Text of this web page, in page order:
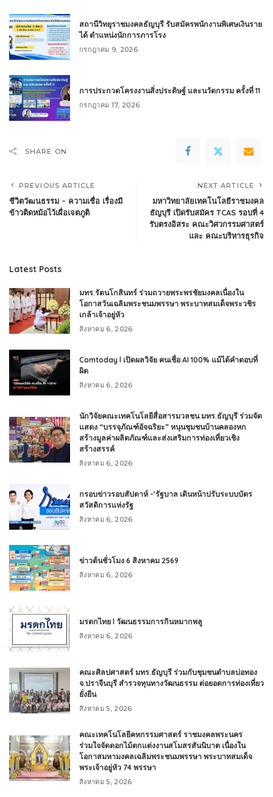
สถานีวิทยุราชมงคลธัญบุรี รับสมัครพนักงานพิเศษเงินราย
ได้ ตำแหน่งนักการภารโรง
กรกฎาคม 9, 2026
การประกวดโครงงานสิ่งประดิษฐ์ และนวัตกรรม ครั้งที่ 11
กรกฎาคม 17, 2026
SHARE ON
PREVIOUS ARTICLE
ชีวิตวัฒนธรรม – ความเชื่อ เรื่องมี
ข้าวติดหม้อไว้เผื่อเจตภูติ
NEXT ARTICLE
มหาวิทยาลัยเทคโนโลยีราชมงคล
ธัญบุรี เปิดรับสมัคร TCAS รอบที่ 4
รับตรงอิสระ คณะวิศวกรรมศาสตร์
และ คณะบริหารธุรกิจ
Latest Posts
มทร.รัตนโกสินทร์ ร่วมถวายพระพรชัยมงคลเนื่องใน
โอกาสวันเฉลิมพระชนมพรรษา พระบาทสมเด็จพระวชิร
เกล้าเจ้าอยู่หัว
สิงหาคม 6, 2026
Comtoday l เปิดผลวิจัย คนเชื่อ AI 100% แม้ได้คำตอบที่
ผิด
สิงหาคม 6, 2026
นักวิจัยคณะเทคโนโลยีสื่อสารมวลชน มทร.ธัญบุรี ร่วมจัด
แสดง “บรรจุภัณฑ์อัจฉริยะ” หนุนชุมชนบ้านคลองหก
สร้างมูลค่าผลิตภัณฑ์และส่งเสริมการท่องเที่ยวเชิง
สร้างสรรค์
สิงหาคม 6, 2026
กรอบข่าวรอบสัปดาห์ -‘รัฐบาล เดินหน้าปรับระบบบัตร
สวัสดิการแห่งรัฐ
สิงหาคม 6, 2026
ข่าวต้นชั่วโมง 6 สิงหาคม 2569
สิงหาคม 6, 2026
มรดกไทย l วัฒนธรรมการกินหมากพลู
สิงหาคม 6, 2026
คณะศิลปศาสตร์ มทร.ธัญบุรี ร่วมกับชุมชนตำบลบ่อทอง
จ.ปราจีนบุรี สำรวจทุนทางวัฒนธรรม ต่อยอดการท่องเที่ยว
ยั่งยืน
สิงหาคม 5, 2026
คณะเทคโนโลยีคหกรรมศาสตร์ ราชมงคลพระนคร
ร่วมใจจัดดอกไม้ตกแต่งงานสโมสรสันนิบาต เนื่องใน
โอกาสมหามงคลเฉลิมพระชนมพรรษา พระบาทสมเด็จ
พระเจ้าอยู่หัว 74 พรรษา
สิงหาคม 5, 2026